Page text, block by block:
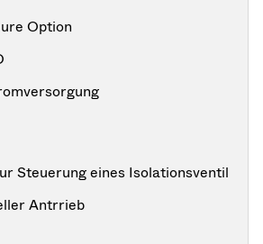
Option
Steuerung eines Isolationsventil
Antrrieb